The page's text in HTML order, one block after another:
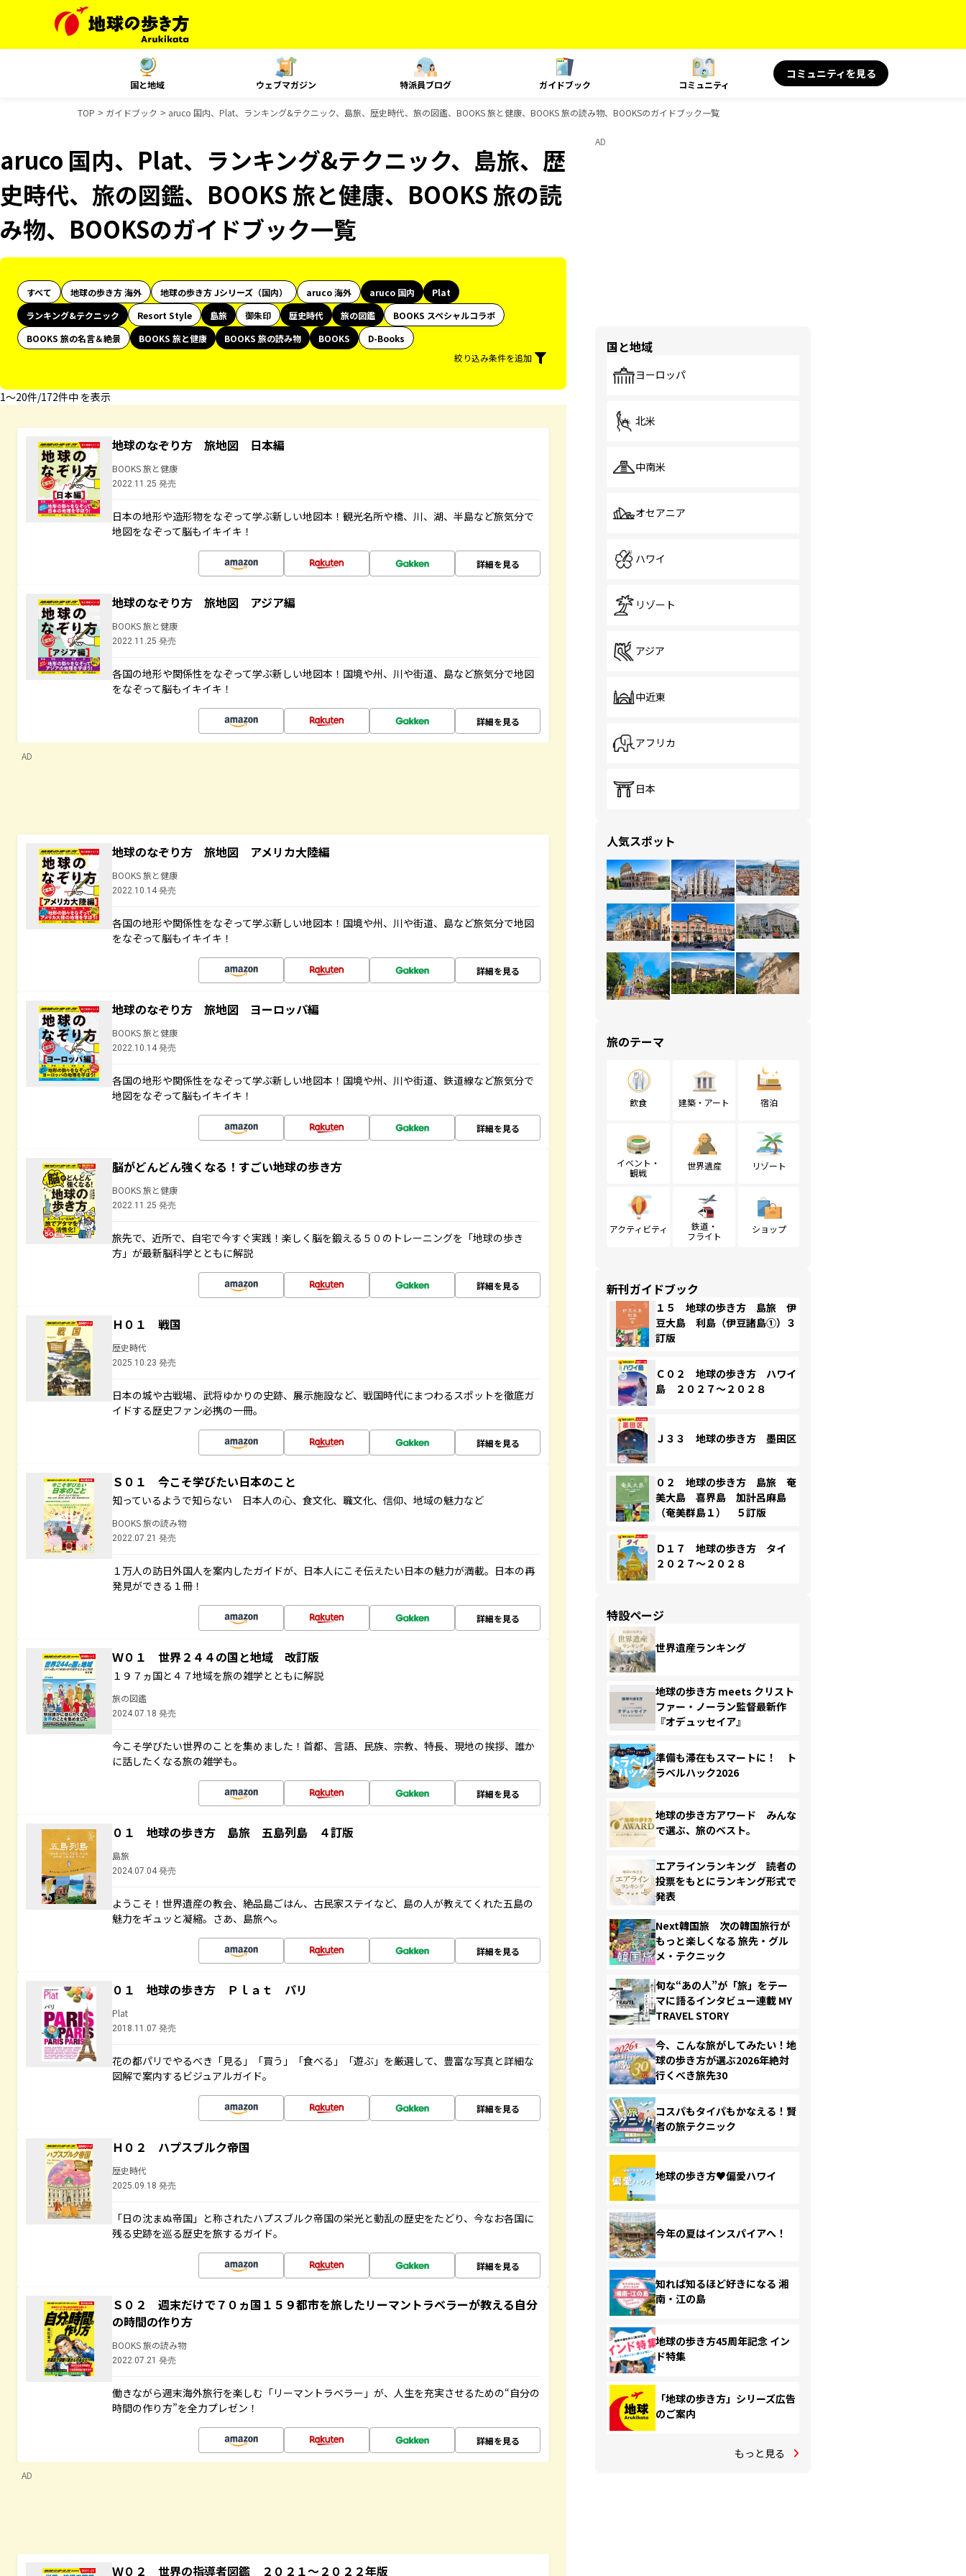
国と地域 ウェブマガジン 特派員ブログ ガイドブック コミュニティ
コミュニティを見る
TOP ガイドブック aruco 国内、Plat、ランキング&テクニック、島旅、歴史時代、旅の図鑑、BOOKS 旅と健康、BOOKS 旅の読み物、BOOKSのガイドブック一覧
aruco 国内、Plat、ランキング&テクニック、島旅、歴
史時代、旅の図鑑、BOOKS 旅と健康、BOOKS 旅の読
み物、BOOKSのガイドブック一覧
すべて 地球の歩き方 海外 地球の歩き方 Jシリーズ（国内） aruco 海外 aruco 国内
Plat
ランキング&テクニック
Resort Style 島旅 御朱印 歴史時代 旅の図鑑
BOOKS スペシャルコラボ
BOOKS 旅の名言＆絶景
BOOKS 旅と健康 BOOKS 旅の読み物 BOOKS
D-Books
絞り込み条件を追加
1〜20件/172件中 を表示
地球のなぞり方 旅地図 日本編
BOOKS 旅と健康
2022.11.25 発売
日本の地形や造形物をなぞって学ぶ新しい地図本！観光名所や橋、川、湖、半島など旅気分で
地図をなぞって脳もイキイキ！
詳細を見る
地球のなぞり方 旅地図 アジア編
BOOKS 旅と健康
2022.11.25 発売
各国の地形や関係性をなぞって学ぶ新しい地図本！国境や州、川や街道、島など旅気分で地図
をなぞって脳もイキイキ！
詳細を見る
AD
地球のなぞり方 旅地図 アメリカ大陸編
BOOKS 旅と健康
2022.10.14 発売
各国の地形や関係性をなぞって学ぶ新しい地図本！国境や州、川や街道、島など旅気分で地図
をなぞって脳もイキイキ！
詳細を見る
地球のなぞり方 旅地図 ヨーロッパ編
BOOKS 旅と健康
2022.10.14 発売
各国の地形や関係性をなぞって学ぶ新しい地図本！国境や州、川や街道、鉄道線など旅気分で
地図をなぞって脳もイキイキ！
詳細を見る
脳がどんどん強くなる！すごい地球の歩き方
BOOKS 旅と健康
2022.11.25 発売
旅先で、近所で、自宅で今すぐ実践！楽しく脳を鍛える５０のトレーニングを「地球の歩き
方」が最新脳科学とともに解説
詳細を見る
Ｈ０１ 戦国
歴史時代
2025.10.23 発売
日本の城や古戦場、武将ゆかりの史跡、展示施設など、戦国時代にまつわるスポットを徹底ガ
イドする歴史ファン必携の一冊。
詳細を見る
Ｓ０１ 今こそ学びたい日本のこと
知っているようで知らない 日本人の心、食文化、職文化、信仰、地域の魅力など
BOOKS 旅の読み物
2022.07.21 発売
１万人の訪日外国人を案内したガイドが、日本人にこそ伝えたい日本の魅力が満載。日本の再
発見ができる１冊！
詳細を見る
Ｗ０１ 世界２４４の国と地域 改訂版
１９７ヵ国と４７地域を旅の雑学とともに解説
旅の図鑑
2024.07.18 発売
今こそ学びたい世界のことを集めました！首都、言語、民族、宗教、特長、現地の挨拶、誰か
に話したくなる旅の雑学も。
詳細を見る
０１ 地球の歩き方 島旅 五島列島 ４訂版
島旅
2024.07.04 発売
ようこそ！世界遺産の教会、絶品島ごはん、古民家ステイなど、島の人が教えてくれた五島の
魅力をギュッと凝縮。さあ、島旅へ。
詳細を見る
０１ 地球の歩き方 Ｐｌａｔ パリ
Plat
2018.11.07 発売
花の都パリでやるべき「見る」「買う」「食べる」「遊ぶ」を厳選して、豊富な写真と詳細な
図解で案内するビジュアルガイド。
詳細を見る
Ｈ０２ ハプスブルク帝国
歴史時代
2025.09.18 発売
「日の沈まぬ帝国」と称されたハプスブルク帝国の栄光と動乱の歴史をたどり、今なお各国に
残る史跡を巡る歴史を旅するガイド。
詳細を見る
Ｓ０２ 週末だけで７０ヵ国１５９都市を旅したリーマントラベラーが教える自分
の時間の作り方
BOOKS 旅の読み物
2022.07.21 発売
働きながら週末海外旅行を楽しむ「リーマントラベラー」が、人生を充実させるための“自分の
時間の作り方”を全力プレゼン！
詳細を見る
AD
Ｗ０２ 世界の指導者図鑑 ２０２１～２０２２年版
AD
国と地域
ヨーロッパ
北米
中南米
オセアニア
ハワイ
リゾート
アジア
中近東
アフリカ
日本
人気スポット
旅のテーマ
飲食 建築・アート 宿泊
イベント・
観戦
世界遺産 リゾート
アクティビティ
鉄道・
フライト
ショップ
新刊ガイドブック
１５ 地球の歩き方 島旅 伊
豆大島 利島（伊豆諸島①）３
訂版
Ｃ０２ 地球の歩き方 ハワイ
島 ２０２７～２０２８
Ｊ３３ 地球の歩き方 墨田区
０２ 地球の歩き方 島旅 奄
美大島 喜界島 加計呂麻島
（奄美群島１） ５訂版
Ｄ１７ 地球の歩き方 タイ
２０２７～２０２８
特設ページ
世界遺産ランキング
地球の歩き方 meets クリスト
ファー・ノーラン監督最新作
『オデュッセイア』
準備も滞在もスマートに！ ト
ラベルハック2026
地球の歩き方アワード みんな
で選ぶ、旅のベスト。
エアラインランキング 読者の
投票をもとにランキング形式で
発表
Next韓国旅 次の韓国旅行が
もっと楽しくなる 旅先・グル
メ・テクニック
旬な“あの人”が「旅」をテー
マに語るインタビュー連載 MY
TRAVEL STORY
今、こんな旅がしてみたい！地
球の歩き方が選ぶ2026年絶対
行くべき旅先30
コスパもタイパもかなえる！賢
者の旅テクニック
地球の歩き方♥偏愛ハワイ
今年の夏はインスパイアへ！
知れば知るほど好きになる 湘
南・江の島
地球の歩き方45周年記念 イン
ド特集
「地球の歩き方」シリーズ広告
のご案内
もっと見る